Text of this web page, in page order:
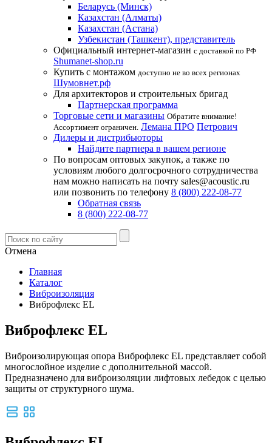
Беларусь (Минск)
Казахстан (Алматы)
Казахстан (Астана)
Узбекистан (Ташкент), представитель
Официальный интернет-магазин с доставкой по РФ
Shumanet-shop.ru
Купить с монтажом доступно не во всех регионах
Шумовнет.рф
Для архитекторов и строительных бригад
Партнерская программа
Торговые сети и магазины Обратите внимание!
Ассортимент ограничен. Лемана ПРО Петрович
Дилеры и дистрибьюторы
Найдите партнера в вашем регионе
По вопросам оптовых закупок, а также по
условиям любого долгосрочного сотрудничества
нам можно написать на почту sales@acoustic.ru
или позвонить по телефону 8 (800) 222-08-77
Обратная связь
8 (800) 222-08-77
Отмена
Главная
Каталог
Виброизоляция
Виброфлекс EL
Виброфлекс EL
Виброизолирующая опора Виброфлекс EL представляет собой
многослойное изделие с дополнительной массой.
Предназначено для виброизоляции лифтовых лебедок с целью
защиты от структурного шума.